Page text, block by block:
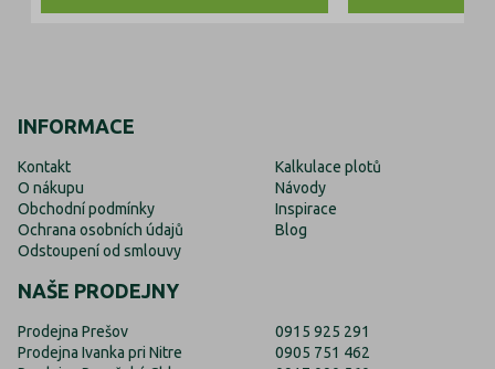
INFORMACE
Kontakt
O nákupu
Obchodní podmínky
Ochrana osobních údajů
Odstoupení od smlouvy
Kalkulace plotů
Návody
Inspirace
Blog
NAŠE PRODEJNY
Prodejna Prešov
Prodejna Ivanka pri Nitre
0915 925 291
0905 751 462